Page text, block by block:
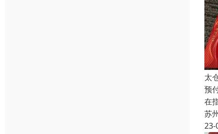
太
预
在
苏
23-